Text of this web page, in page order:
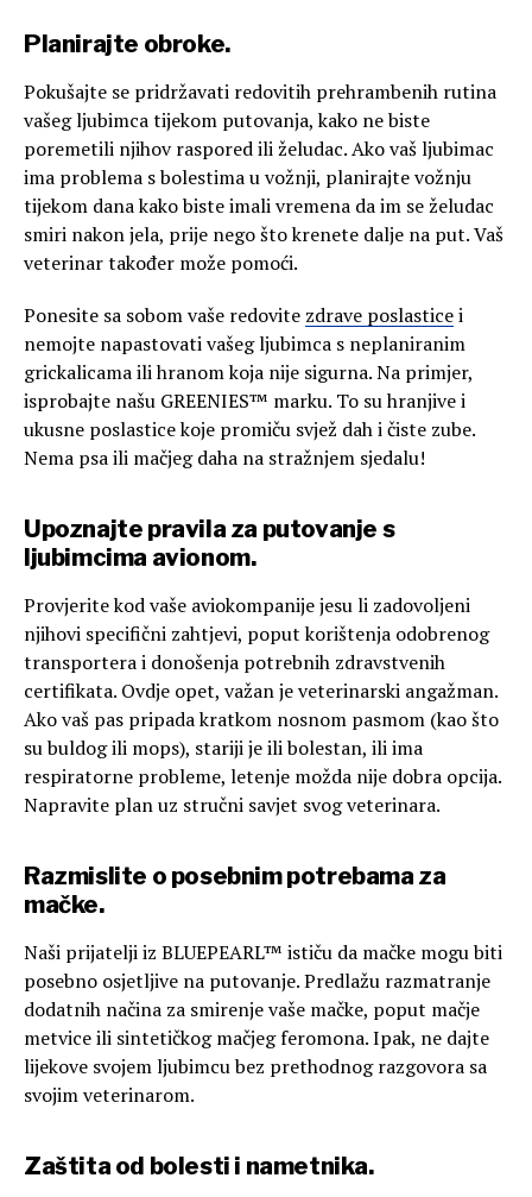
Planirajte obroke.
Pokušajte se pridržavati redovitih prehrambenih rutina
vašeg ljubimca tijekom putovanja, kako ne biste
poremetili njihov raspored ili želudac. Ako vaš ljubimac
ima problema s bolestima u vožnji, planirajte vožnju
tijekom dana kako biste imali vremena da im se želudac
smiri nakon jela, prije nego što krenete dalje na put. Vaš
veterinar također može pomoći.
Ponesite sa sobom vaše redovite zdrave poslasticei
nemojte napastovati vašeg ljubimca s neplaniranim
grickalicama ili hranom koja nije sigurna. Na primjer,
isprobajte našu GREENIES™ marku. To su hranjive i
ukusne poslastice koje promiču svjež dah i čiste zube.
Nema psa ili mačjeg daha na stražnjem sjedalu!
Upoznajte pravila za putovanje s
ljubimcima avionom.
Provjerite kod vaše aviokompanije jesu li zadovoljeni
njihovi specifični zahtjevi, poput korištenja odobrenog
transportera i donošenja potrebnih zdravstvenih
certifikata. Ovdje opet, važan je veterinarski angažman.
Ako vaš pas pripada kratkom nosnom pasmom (kao što
su buldog ili mops), stariji je ili bolestan, ili ima
respiratorne probleme, letenje možda nije dobra opcija.
Napravite plan uz stručni savjet svog veterinara.
Razmislite o posebnim potrebama za
mačke.
Naši prijatelji iz BLUEPEARL™ ističu da mačke mogu biti
posebno osjetljive na putovanje. Predlažu razmatranje
dodatnih načina za smirenje vaše mačke, poput mačje
metvice ili sintetičkog mačjeg feromona. Ipak, ne dajte
lijekove svojem ljubimcu bez prethodnog razgovora sa
svojim veterinarom.
Zaštita od bolesti i nametnika.